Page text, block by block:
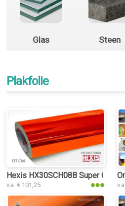
Glas Steen
Plakfolie
Hexis HX30SCH08B Super
v.a. € 101,25